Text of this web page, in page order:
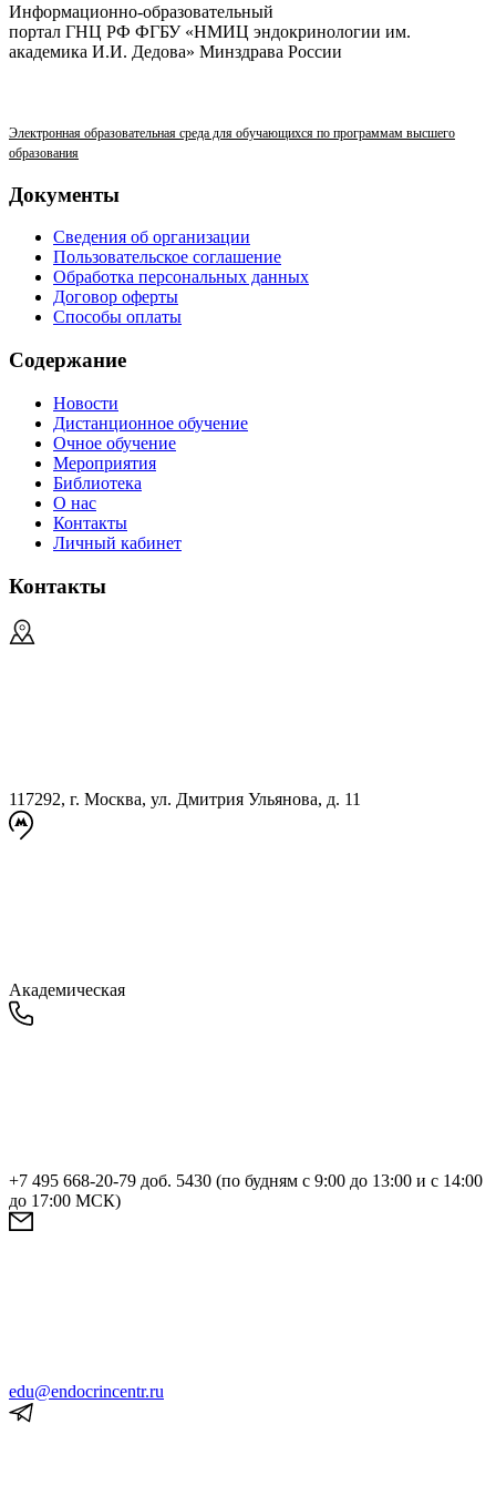
Информационно-образовательный
портал ГНЦ РФ ФГБУ «НМИЦ эндокринологии им.
академика И.И. Дедова» Минздрава России
Электронная образовательная среда для обучающихся по программам высшего
образования
Документы
Сведения об организации
Пользовательское соглашение
Обработка персональных данных
Договор оферты
Способы оплаты
Содержание
Новости
Дистанционное обучение
Очное обучение
Мероприятия
Библиотека
О нас
Контакты
Личный кабинет
Контакты
117292, г. Москва, ул. Дмитрия Ульянова, д. 11
Академическая
+7 495 668-20-79 доб. 5430 (по будням с 9:00 до 13:00 и с 14:00
до 17:00 МСК)
edu@endocrincentr.ru